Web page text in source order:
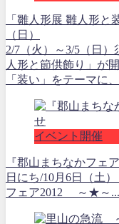
「雛人形展 雛人形
（日）
2/7（火）～3/5（日
人形と節供飾り」が
「装い」をテーマに
イベント開催
『郡山まちなかフェ
日にち/10月6日（土
フェア2012 ～★～...